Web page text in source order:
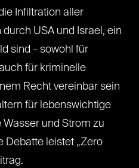
Infiltration aller
USA und Israel, ein
sind – sowohl für
für kriminelle
Recht vereinbar sein
für lebenswichtige
und Strom zu
Debatte leistet „Zero